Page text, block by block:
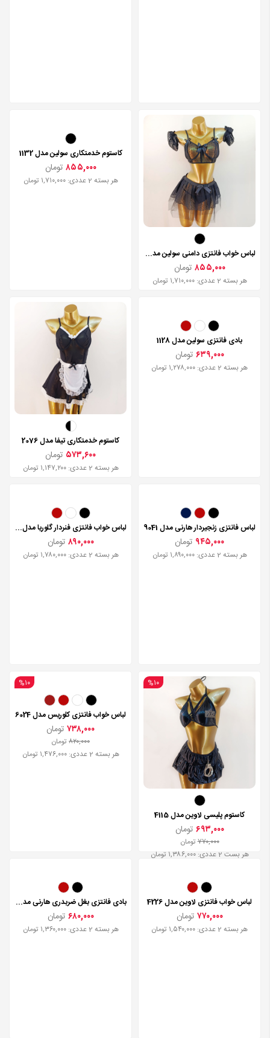
لباس خواب فانتزی دامنی سولین مدل 1130
۸۵۵,۰۰۰ تومان
هر بسته 2 عددی: ۱,۷۱۰,۰۰۰ تومان
کاستوم خدمتکاری سولین مدل 1132
۸۵۵,۰۰۰ تومان
هر بسته 2 عددی: ۱,۷۱۰,۰۰۰ تومان
بادی فانتزی سولین مدل 1128
۶۳۹,۰۰۰ تومان
هر بسته 2 عددی: ۱,۲۷۸,۰۰۰ تومان
کاستوم خدمتکاری تیفا مدل 2076
۵۷۳,۶۰۰ تومان
هر بسته 2 عددی: ۱,۱۴۷,۲۰۰ تومان
لباس فانتزی زنجیردار هارنی مدل 9041
۹۴۵,۰۰۰ تومان
هر بسته 2 عددی: ۱,۸۹۰,۰۰۰ تومان
لباس خواب فانتزی فنردار گلوریا مدل 1221
۸۹۰,۰۰۰ تومان
هر بسته 2 عددی: ۱,۷۸۰,۰۰۰ تومان
%۱۰
کاستوم پلیسی لاوین مدل 4115
۶۹۳,۰۰۰ تومان
۷۷۰,۰۰۰تومان
هر بست 2 عددی: ۱,۳۸۶,۰۰۰ تومان
%۱۰
لباس خواب فانتزی کلوریس مدل 6024
۷۳۸,۰۰۰ تومان
۸۲۰,۰۰۰ تومان
هر بسته 2 عددی: ۱,۴۷۶,۰۰۰ تومان
لباس خواب فانتزی لاوین مدل 4226
۷۷۰,۰۰۰ تومان
هر بسته 2 عددی: ۱,۵۴۰,۰۰۰ تومان
بادی فانتزی بغل ضربدری هارنی مدل 9040
۶۸۰,۰۰۰ تومان
هر بسته 2 عددی: ۱,۳۶۰,۰۰۰ تومان